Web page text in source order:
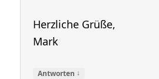
Herzliche Grüße,
Mark
Antworten ↓